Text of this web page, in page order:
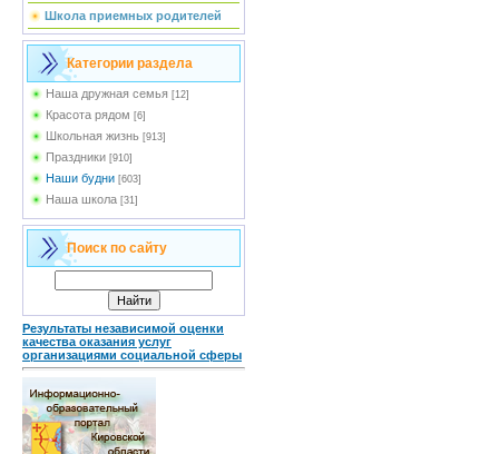
Школа приемных родителей
Категории раздела
Наша дружная семья [12]
Красота рядом [6]
Школьная жизнь [913]
Праздники [910]
Наши будни [603]
Наша школа [31]
Поиск по сайту
Результаты независимой оценки
качества оказания услуг
организациями социальной сферы